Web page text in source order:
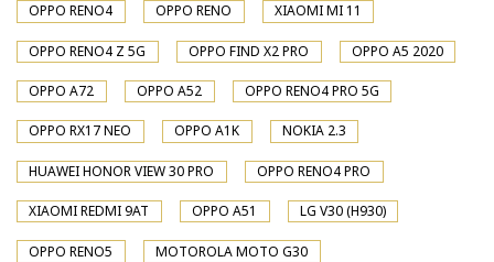
OPPO RENO4 OPPO RENO XIAOMI MI 11
OPPO RENO4 Z 5G OPPO FIND X2 PRO OPPO A5 2020
OPPO A72 OPPO A52 OPPO RENO4 PRO 5G
OPPO RX17 NEO OPPO A1K NOKIA 2.3
HUAWEI HONOR VIEW 30 PRO OPPO RENO4 PRO
XIAOMI REDMI 9AT OPPO A51 LG V30 (H930)
OPPO RENO5 MOTOROLA MOTO G30